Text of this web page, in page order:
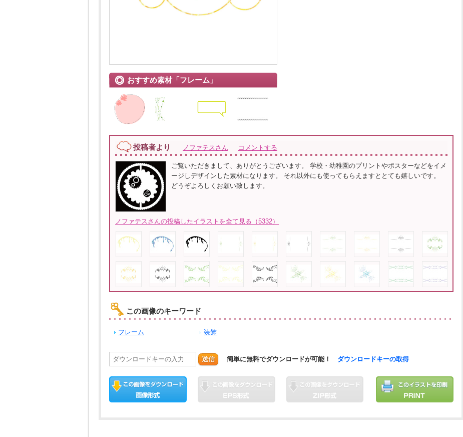
おすすめ素材「フレーム」
投稿者より ノファテスさん コメントする
ご覧いただきまして、ありがとうございます。 学校・幼稚園のプリントやポスターなどをイメ
ージしデザインした素材になります。 それ以外にも使ってもらえますととても嬉しいです。
どうぞよろしくお願い致します。
ノファテスさんの投稿したイラストを全て見る（5332）
この画像のキーワード
フレーム 装飾
送信 簡単に無料でダウンロードが可能！ ダウンロードキーの取得